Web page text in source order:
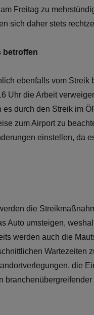
Freitag zu
sich daher stets
betroffen
ebenfalls vom
Uhr die Arbeit
es durch den Streik im
zum Airport zu
einstellen, da
die
Auto umsteigen,
werden auch die
Wartezeiten
die